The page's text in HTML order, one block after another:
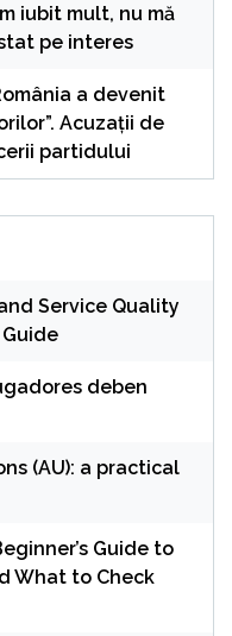
iubit mult, nu mă
pe interes
a devenit
Acuzații de
partidului
Service Quality
deben
(AU): a practical
Guide to
What to Check